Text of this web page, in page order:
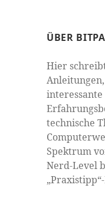
ÜBER
Hier
technische
Spektrum
Nerd-Level